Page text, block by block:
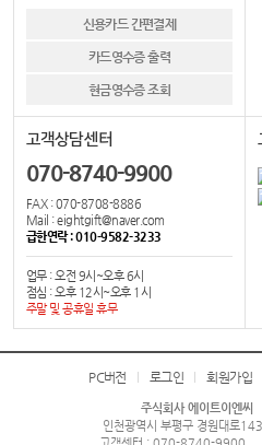
신용카드 간편결제
카드영수증 출력
현금영수증 조회
고객상담센터
070-8740-9900
FAX : 070-8708-8886
Mail : eightgift@naver.com
급한연락 : 010-9582-3233
업무 : 오전 9시~오후 6시
점심 : 오후 12시~오후 1시
주말 및 공휴일 휴무
PC버전 로그인 회원가입
주식회사 에이트이엔씨
인천광역시 부평구 경원대로